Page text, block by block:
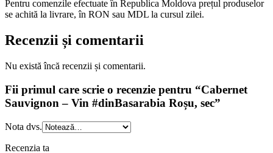
Pentru comenzile efectuate în Republica Moldova prețul produselor
se achită la livrare, în RON sau MDL la cursul zilei.
Recenzii și comentarii
Nu există încă recenzii și comentarii.
Fii primul care scrie o recenzie pentru “Cabernet
Sauvignon – Vin #dinBasarabia Roșu, sec”
Nota dvs.
Recenzia ta